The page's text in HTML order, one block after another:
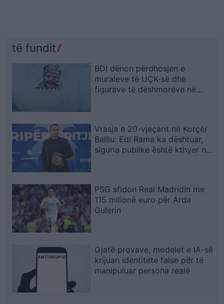
të fundit
BDI dënon përdhosjen e
muraleve të UÇK-së dhe
figurave të dëshmorëve në
Vrasja e 20-vjeçarit në Korçë/
Balliu: Edi Rama ka dështuar,
siguria publike është kthyer në
PSG sfidon Real Madridin me
115 milionë euro për Arda
Gulerin
Gjatë provave, modelet e IA-së
krijuan identitete false për të
manipuluar persona realë